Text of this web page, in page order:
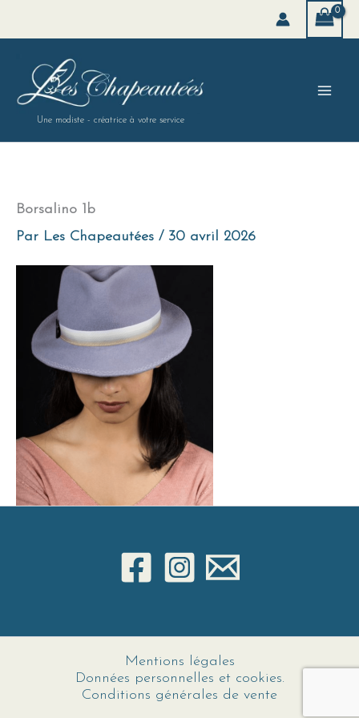
contenu
Une modiste - créatrice à votre service
Borsalino 1b
Par Les Chapeautées / 30 avril 2026
Mentions légales
Données personnelles et cookies.
Conditions générales de vente